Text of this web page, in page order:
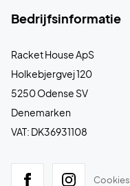
Bedrijfsinformatie
Racket House ApS
Holkebjergvej 120
5250 Odense SV
Denemarken
VAT: DK36931108
Cookies